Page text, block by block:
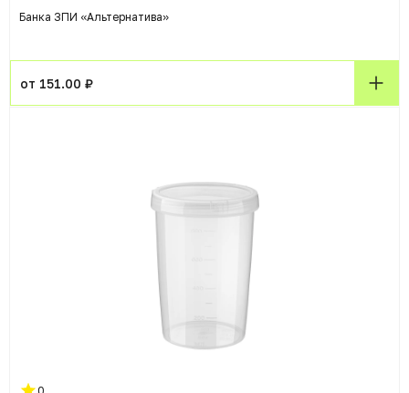
Банка ЗПИ «Альтернатива»
от 151.00 ₽